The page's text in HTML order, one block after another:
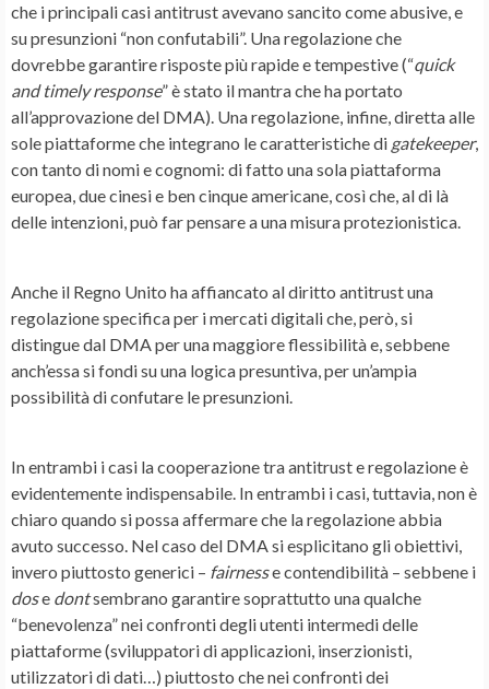
che i principali casi antitrust avevano sancito come abusive, e
su presunzioni “non confutabili”. Una regolazione che
dovrebbe garantire risposte più rapide e tempestive (“quick
and timely response” è stato il mantra che ha portato
all’approvazione del DMA). Una regolazione, infine, diretta alle
sole piattaforme che integrano le caratteristiche di gatekeeper,
con tanto di nomi e cognomi: di fatto una sola piattaforma
europea, due cinesi e ben cinque americane, così che, al di là
delle intenzioni, può far pensare a una misura protezionistica.
Anche il Regno Unito ha affiancato al diritto antitrust una
regolazione specifica per i mercati digitali che, però, si
distingue dal DMA per una maggiore flessibilità e, sebbene
anch’essa si fondi su una logica presuntiva, per un’ampia
possibilità di confutare le presunzioni.
In entrambi i casi la cooperazione tra antitrust e regolazione è
evidentemente indispensabile. In entrambi i casi, tuttavia, non è
chiaro quando si possa affermare che la regolazione abbia
avuto successo. Nel caso del DMA si esplicitano gli obiettivi,
invero piuttosto generici – fairnesse contendibilità – sebbene i
dose dontsembrano garantire soprattutto una qualche
“benevolenza” nei confronti degli utenti intermedi delle
piattaforme (sviluppatori di applicazioni, inserzionisti,
utilizzatori di dati…) piuttosto che nei confronti dei